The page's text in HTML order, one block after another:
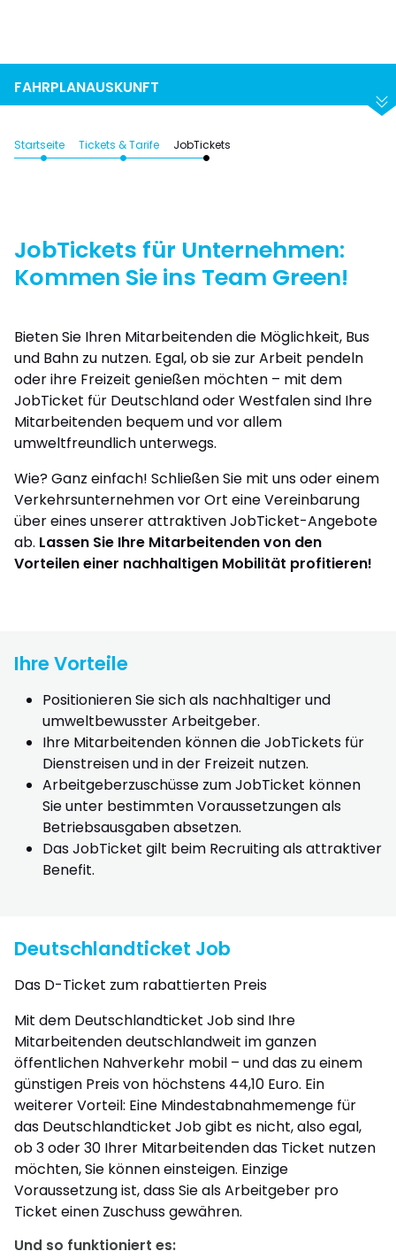
FAHRPLANAUSKUNFT
Startseite Tickets & Tarife JobTickets
JobTickets für Unternehmen:
Kommen Sie ins Team Green!
Bieten Sie Ihren Mitarbeitenden die Möglichkeit, Bus
und Bahn zu nutzen. Egal, ob sie zur Arbeit pendeln
oder ihre Freizeit genießen möchten – mit dem
JobTicket für Deutschland oder Westfalen sind Ihre
Mitarbeitenden bequem und vor allem
umweltfreundlich unterwegs.
Wie? Ganz einfach! Schließen Sie mit uns oder einem
Verkehrsunternehmen vor Ort eine Vereinbarung
über eines unserer attraktiven JobTicket-Angebote
ab. Lassen Sie Ihre Mitarbeitenden von den
Vorteilen einer nachhaltigen Mobilität profitieren!
Ihre Vorteile
Positionieren Sie sich als nachhaltiger und
umweltbewusster Arbeitgeber.
Ihre Mitarbeitenden können die JobTickets für
Dienstreisen und in der Freizeit nutzen.
Arbeitgeberzuschüsse zum JobTicket können
Sie unter bestimmten Voraussetzungen als
Betriebsausgaben absetzen.
Das JobTicket gilt beim Recruiting als attraktiver
Benefit.
Deutschlandticket Job
Das D-Ticket zum rabattierten Preis
Mit dem Deutschlandticket Job sind Ihre
Mitarbeitenden deutschlandweit im ganzen
öffentlichen Nahverkehr mobil – und das zu einem
günstigen Preis von höchstens 44,10 Euro. Ein
weiterer Vorteil: Eine Mindestabnahmemenge für
das Deutschlandticket Job gibt es nicht, also egal,
ob 3 oder 30 Ihrer Mitarbeitenden das Ticket nutzen
möchten, Sie können einsteigen. Einzige
Voraussetzung ist, dass Sie als Arbeitgeber pro
Ticket einen Zuschuss gewähren.
Und so funktioniert es: